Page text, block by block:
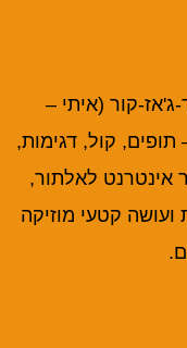
ג'אז-קור (איתי –
תופים, קול, דגימות,
אינטרנט לאלתור,
ועושה קטעי מוזיקה